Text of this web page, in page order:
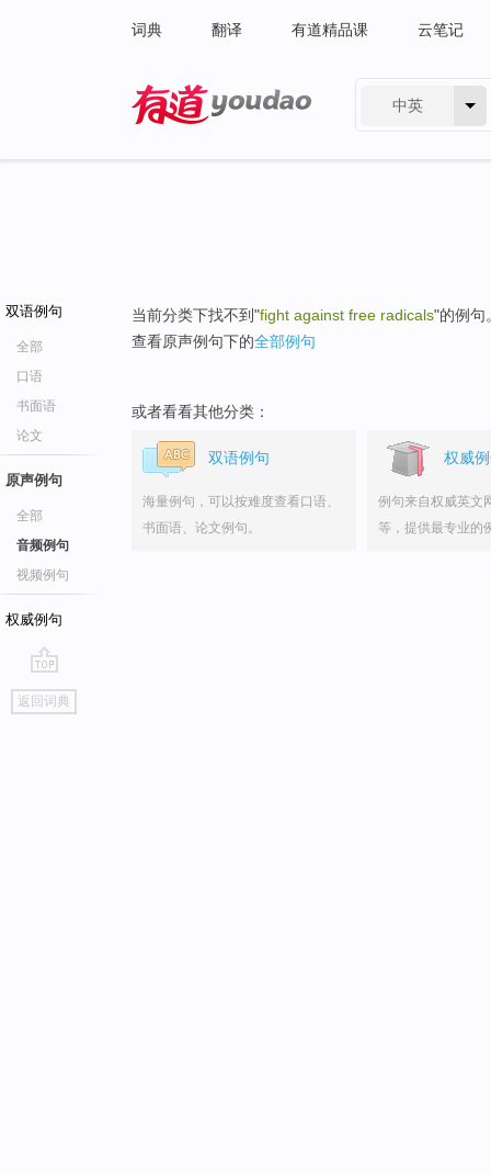
词典 翻译 有道精品课 云笔记
中英
双语例句
全部
口语
书面语
论文
原声例句
全部
音频例句
视频例句
权威例句
go
top
返回词典
当前分类下找不到"fight against free radicals"的例句
查看原声例句下的全部例句
或者看看其他分类：
双语例句
海量例句，可以按难度查看口语、
书面语、论文例句。
权威
例句来自权威英文
等，提供最专业的